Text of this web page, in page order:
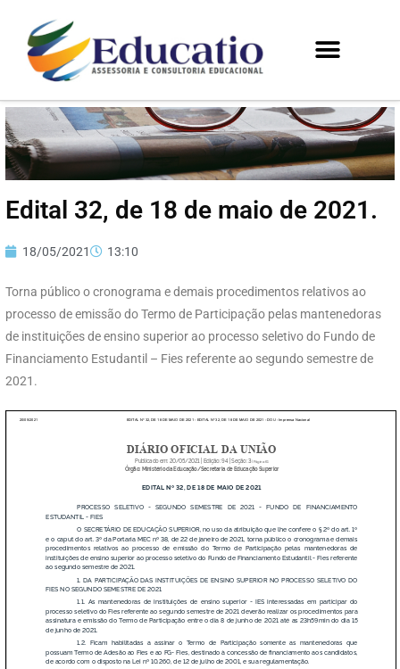
Edital 32, de 18 de maio de 2021.
18/05/2021 13:10
Torna público o cronograma e demais procedimentos relativos ao
processo de emissão do Termo de Participação pelas mantenedoras
de instituições de ensino superior ao processo seletivo do Fundo de
Financiamento Estudantil – Fies referente ao segundo semestre de
2021.